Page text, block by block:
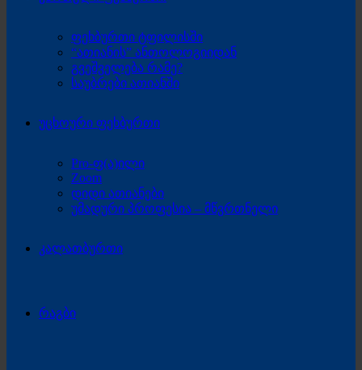
ფეხბურთი ტფილისში
“ათიანის” ანთოლოგიიდან
გვეშველება რამე?
საუბრები ათიანში
უცხოური ფეხბურთი
Pro-ფ(ა)ილი
Zoom
დიდი ათიანები
უმადური პროფესია – მწვრთნელი
კალათბურთი
რაგბი